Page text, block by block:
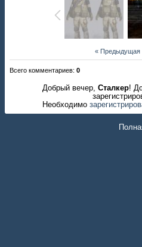
« Предыдущая
Всего комментариев: 0
Добрый вечер,Сталкер!
Необходимо